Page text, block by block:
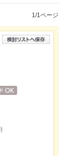
1/1ページ